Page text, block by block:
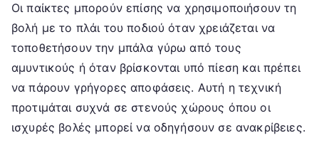
Οι παίκτες μπορούν επίσης να χρησιμοποιήσουν τη
βολή με το πλάι του ποδιού όταν χρειάζεται να
τοποθετήσουν την μπάλα γύρω από τους
αμυντικούς ή όταν βρίσκονται υπό πίεση και πρέπει
να πάρουν γρήγορες αποφάσεις. Αυτή η τεχνική
προτιμάται συχνά σε στενούς χώρους όπου οι
ισχυρές βολές μπορεί να οδηγήσουν σε ανακρίβειες.